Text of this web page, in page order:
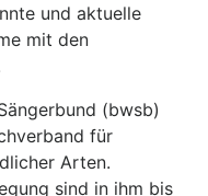
und aktuelle
mit den
(bwsb)
für
Arten.
sind in ihm bis